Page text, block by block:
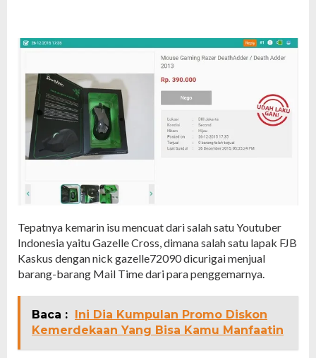
Tepatnya kemarin isu mencuat dari salah satu Youtuber
Indonesia yaitu Gazelle Cross, dimana salah satu lapak FJB
Kaskus dengan nick gazelle72090 dicurigai menjual
barang-barang Mail Time dari para penggemarnya.
Baca : Ini Dia Kumpulan Promo Diskon
Kemerdekaan Yang Bisa Kamu Manfaatin